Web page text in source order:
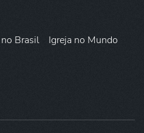
Brasil
Igreja no Mundo